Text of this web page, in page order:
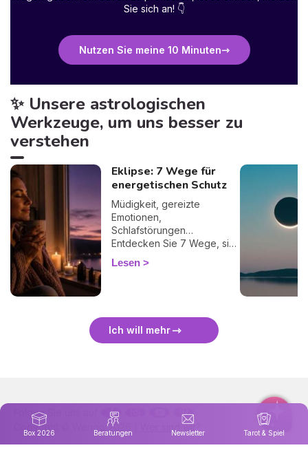
Sie sich an! 👇
Nutzen Sie meine 10 Minuten
✨ Unsere astrologischen
Werkzeuge, um uns besser zu
verstehen
Eklipse: 7 Wege für
energetischen Schutz
Müdigkeit, gereizte
Emotionen,
Schlafstörungen…
Entdecken Sie 7 Wege, sich
bei einer Finsternis
energetisch zu schützen
Lesen
Ich will mehr
Box 2026 Beratungen Newsletter Tarot & Spiel
Copyright © Wengo 2026 | Wer sind wir?
Folgen Sie uns auf